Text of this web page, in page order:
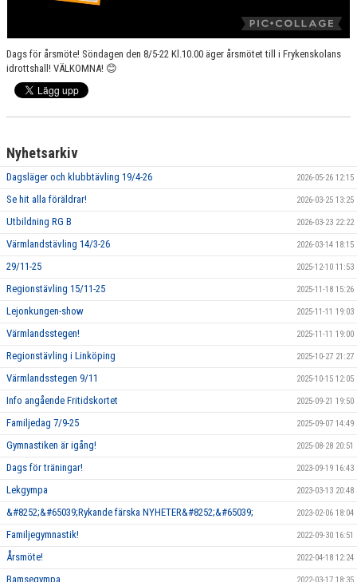
Dags för årsmöte! Söndagen den 8/5-22 Kl.10.00 äger årsmötet till i Frykenskolans
idrottshall! VÄLKOMNA! 😊
Nyhetsarkiv
Dagsläger och klubbtävling 19/4-26 2026-05-26 12:15
Se hit alla föräldrar! 2026-03-25 13:25
Utbildning RG B 2026-03-23 22:22
Värmlandstävling 14/3-26 2026-03-14 18:15
29/11-25 2025-12-10 11:53
Regionstävling 15/11-25 2025-11-18 15:26
Lejonkungen-show 2025-11-11 19:03
Värmlandsstegen! 2025-11-11 19:00
Regionstävling i Linköping 2025-10-27 21:27
Värmlandsstegen 9/11 2025-10-15 12:05
Info angående Fritidskortet 2025-09-21 19:50
Familjedag 7/9-25 2025-09-07 14:49
Gymnastiken är igång! 2025-08-28 20:51
Dags för träningar! 2023-09-19 16:43
Lekgympa 2023-03-13 20:48
&#8252;&#65039;Rykande färska NYHETER&#8252;&#65039; 2023-02-06 18:04
Familjegymnastik! 2022-09-30 16:51
Årsmöte! 2022-04-18 12:24
Bamsegympa